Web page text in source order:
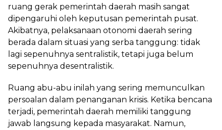
ruang gerak pemerintah daerah masih sangat
dipengaruhi oleh keputusan pemerintah pusat.
Akibatnya, pelaksanaan otonomi daerah sering
berada dalam situasi yang serba tanggung: tidak
lagi sepenuhnya sentralistik, tetapi juga belum
sepenuhnya desentralistik.
Ruang abu-abu inilah yang sering memunculkan
persoalan dalam penanganan krisis. Ketika bencana
terjadi, pemerintah daerah memiliki tanggung
jawab langsung kepada masyarakat. Namun,